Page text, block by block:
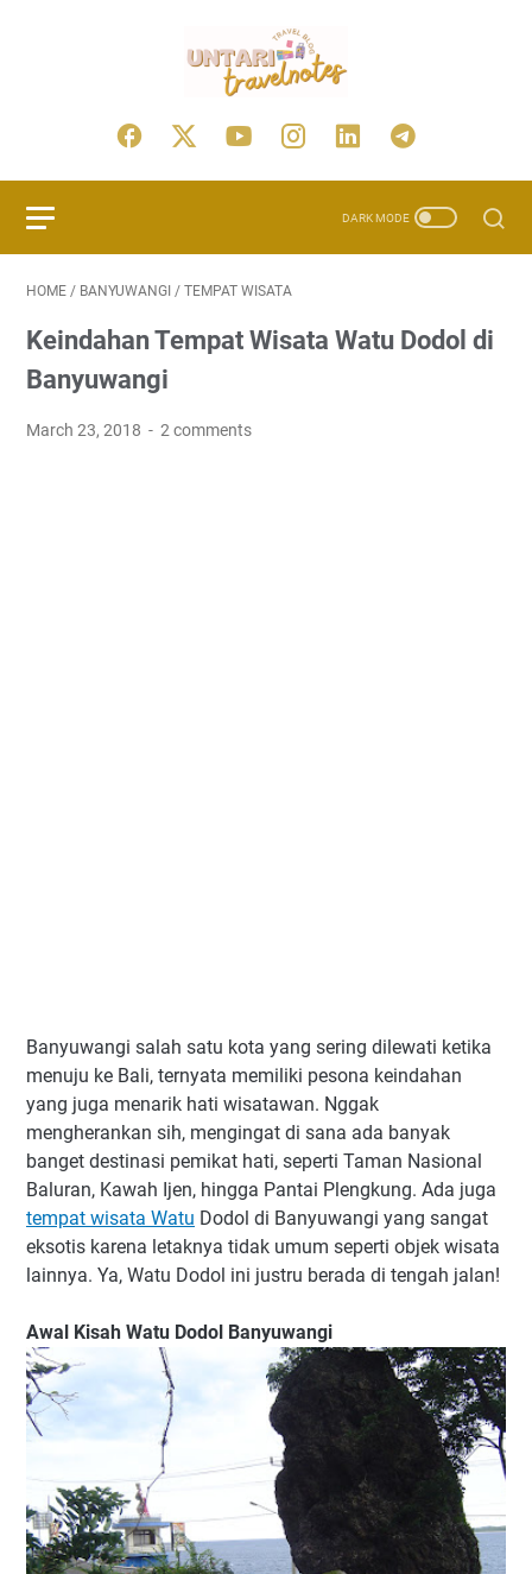
HOME / BANYUWANGI / TEMPAT WISATA
Keindahan Tempat Wisata Watu Dodol di
Banyuwangi
March 23, 2018 2 comments
Banyuwangi salah satu kota yang sering dilewati ketika
menuju ke Bali, ternyata memiliki pesona keindahan
yang juga menarik hati wisatawan. Nggak
mengherankan sih, mengingat di sana ada banyak
banget destinasi pemikat hati, seperti Taman Nasional
Baluran, Kawah Ijen, hingga Pantai Plengkung. Ada juga
tempat wisata Watu Dodol di Banyuwangi yang sangat
eksotis karena letaknya tidak umum seperti objek wisata
lainnya. Ya, Watu Dodol ini justru berada di tengah jalan!
Awal Kisah Watu Dodol Banyuwangi